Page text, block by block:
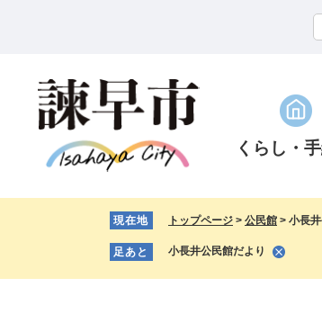
くらし ・
現在地 トップページ > 公民館 > 小長
足あと 小長井公民館だより